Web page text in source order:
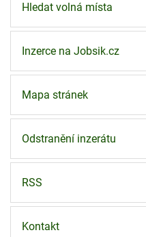
Hledat volná místa
Inzerce na Jobsik.cz
Mapa stránek
Odstranění inzerátu
RSS
Kontakt